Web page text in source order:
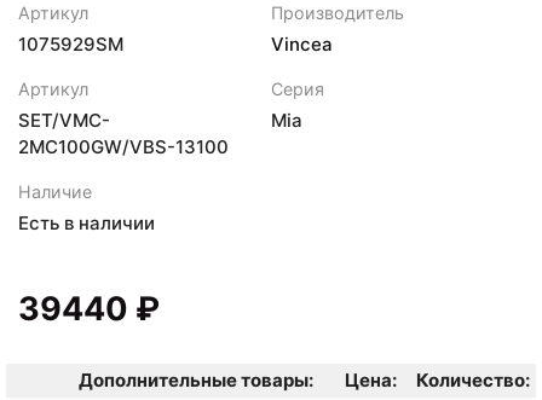
Артикул
1075929SM
Производитель
Vincea
Артикул
SET/VMC-
2MC100GW/VBS-13100
Серия
Mia
Наличие
Есть в наличии
39440 ₽
Дополнительные товары: Цена:
Количество: